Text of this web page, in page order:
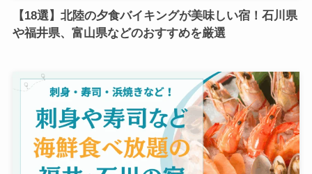
【18選】北陸の夕食バイキングが美味しい宿！石川県
や福井県、富山県などのおすすめを厳選